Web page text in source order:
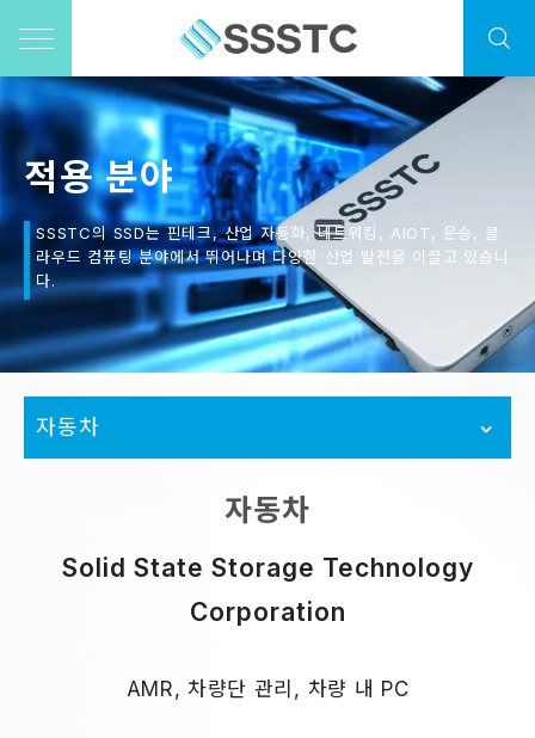
적용 분야
SSSTC의 SSD는 핀테크, 산업 자동화, 네트워킹, AIOT, 운송, 클
라우드 컴퓨팅 분야에서 뛰어나며 다양한 산업 발전을 이끌고 있습니
다.
자동차
자동차
Solid State Storage Technology
Corporation
AMR, 차량단 관리, 차량 내 PC